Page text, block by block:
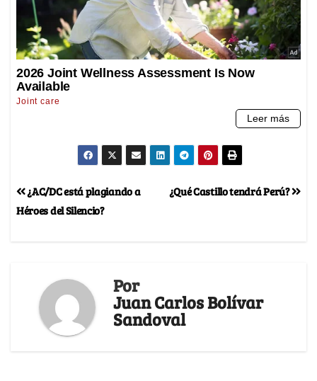
¿Qué Castillo tendrá Perú?
¿AC/DC está plagiando a
Héroes del Silencio?
Por
Juan Carlos Bolívar
Sandoval